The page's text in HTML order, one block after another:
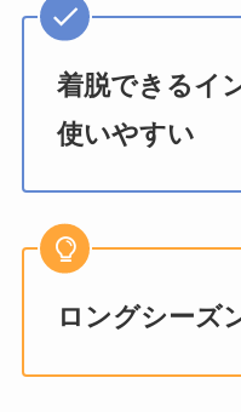
着脱できるイ
使いやすい
ロングシーズ